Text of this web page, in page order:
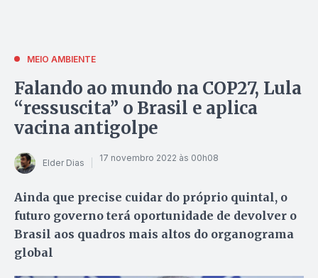
MEIO AMBIENTE
Falando ao mundo na COP27, Lula
“ressuscita” o Brasil e aplica
vacina antigolpe
Elder Dias 17 novembro 2022 às 00h08
Ainda que precise cuidar do próprio quintal, o
futuro governo terá oportunidade de devolver o
Brasil aos quadros mais altos do organograma
global